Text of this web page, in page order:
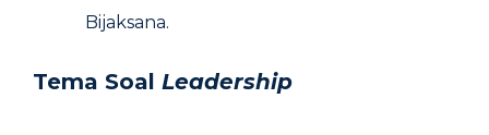
Bijaksana.
Tema Soal Leadership